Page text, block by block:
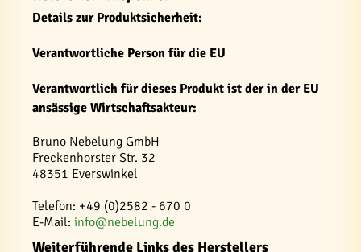
Details zur Produktsicherheit:
Verantwortliche Person für die EU
Verantwortlich für dieses Produkt ist der in der EU
ansässige Wirtschaftsakteur:
Bruno Nebelung GmbH
Freckenhorster Str. 32
48351 Everswinkel
Telefon: +49 (0)2582 - 670 0
E-Mail: info@nebelung.de
Weiterführende Links des Herstellers